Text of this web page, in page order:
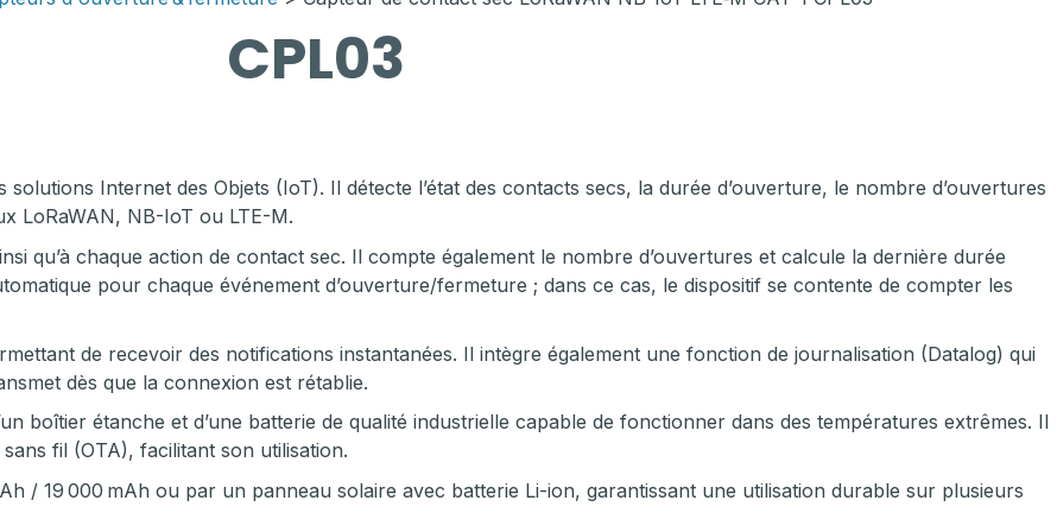
CPL03
Internet des Objets (IoT). Il détecte l’état des contacts secs, la durée d’ouverture, le nombre d’ouvertures
LoRaWAN, NB-IoT ou LTE-M.
qu’à chaque action de contact sec. Il compte également le nombre d’ouvertures et calcule la dernière durée
pour chaque événement d’ouverture/fermeture ; dans ce cas, le dispositif se contente de compter les
de recevoir des notifications instantanées. Il intègre également une fonction de journalisation (Datalog) qui
dès que la connexion est rétablie.
boîtier étanche et d’une batterie de qualité industrielle capable de fonctionner dans des températures extrêmes. Il
fil (OTA), facilitant son utilisation.
/ 19 000 mAh ou par un panneau solaire avec batterie Li-ion, garantissant une utilisation durable sur plusieurs